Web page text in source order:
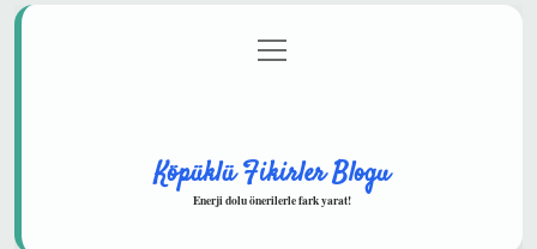
Gizlilik Politikası
menüyü
aç
Köpüklü Fikirler Blogu
Enerji dolu önerilerle fark yarat!